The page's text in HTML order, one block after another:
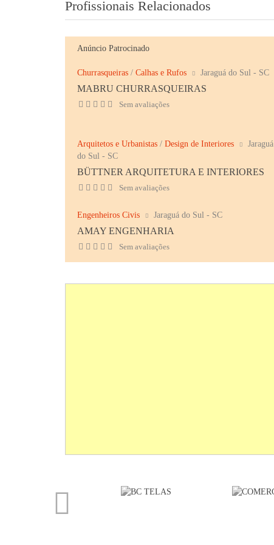
Profissionais Relacionados
Anúncio Patrocinado
Churrasqueiras / Calhas e Rufos Jaraguá do Sul - SC
MABRU CHURRASQUEIRAS
Sem avaliações
Arquitetos e Urbanistas / Design de Interiores
Jaraguá
do Sul - SC
BÜTTNER ARQUITETURA E INTERIORES
Sem avaliações
Engenheiros Civis Jaraguá do Sul - SC
AMAY ENGENHARIA
Sem avaliações